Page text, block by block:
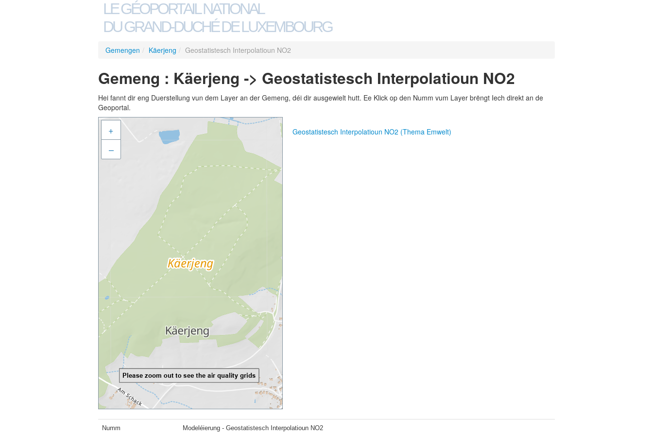
LE GÉOPORTAIL NATIONAL
DU GRAND-DUCHÉ DE LUXEMBOURG
Gemengen / Käerjeng / Geostatistesch Interpolatioun NO2
Gemeng : Käerjeng -> Geostatistesch Interpolatioun NO2
Hei fannt dir eng Duerstellung vun dem Layer an der Gemeng, déi dir ausgewielt hutt. Ee Klick op den Numm vum Layer brëngt Iech direkt an de
Geoportal.
+
–
Geostatistesch Interpolatioun NO2 (Thema Emwelt)
Numm Modeléierung - Geostatistesch Interpolatioun NO2